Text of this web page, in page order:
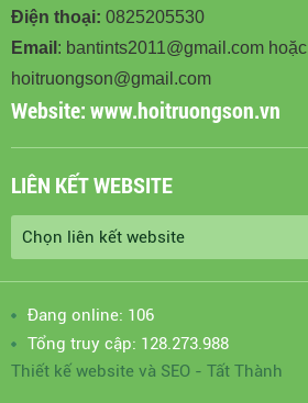
Điện thoại: 0825205530
Email : bantints2011@gmail.com hoặc
hoitruongson@gmail.com
Website:www.hoitruongson.vn
LIÊN KẾT WEBSITE
Đang online: 106
Tổng truy cập: 128.273.988
Thiết kế website và SEO - Tất Thành